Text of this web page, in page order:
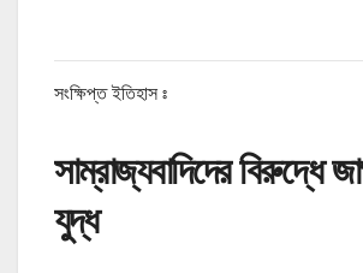
সংক্ষিপ্ত ইতিহাস ঃ
সাম্রাজ্যবাদিদের বিরুদ্ধে
যুদ্ধ